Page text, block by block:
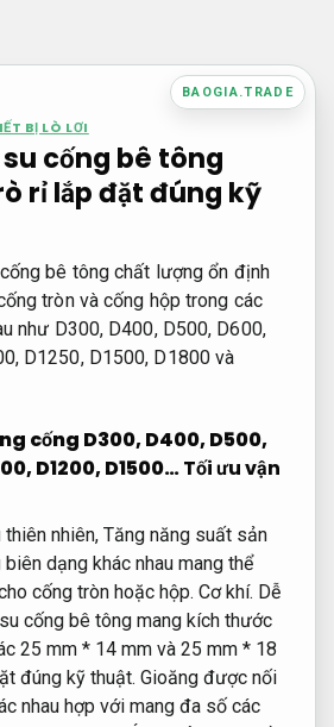
BAOGIA.TRADE
BỊ LÒ LƠI
cống bê tông
rỉ lắp đặt đúng kỹ
bê tông chất lượng ổn định
tròn và cống hộp trong các
như D300, D400, D500, D600,
D1250, D1500, D1800 và
cống D300, D400, D500,
D1200, D1500…Tối ưu vận
nhiên, Tăng năng suất sản
dạng khác nhau mang thể
cống tròn hoặc hộp. Cơ khí. Dễ
cống bê tông mang kích thước
25 mm * 14 mm và 25 mm * 18
đúng kỹ thuật. Gioăng được nối
nhau hợp với mang đa số các